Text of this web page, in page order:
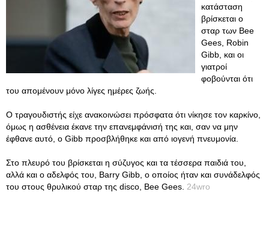
κατάσταση
βρίσκεται ο
σταρ των Bee
Gees, Robin
Gibb, και οι
γιατροί
φοβούνται ότι
του απομένουν μόνο λίγες ημέρες ζωής.
Ο τραγουδιστής είχε ανακοινώσει πρόσφατα ότι νίκησε τον καρκίνο,
όμως η ασθένεια έκανε την επανεμφάνισή της και, σαν να μην
έφθανε αυτό, ο Gibb προσβλήθηκε και από ιογενή πνευμονία.
Στο πλευρό του βρίσκεται η σύζυγος και τα τέσσερα παιδιά του,
αλλά και ο αδελφός του, Barry Gibb, ο οποίος ήταν και συνάδελφός
του στους θρυλικού σταρ της disco, Bee Gees. 24wro